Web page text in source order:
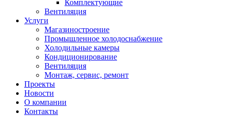
Комплектующие
Вентиляция
Услуги
Магазиностроение
Промышленное холодоснабжение
Холодильные камеры
Кондиционирование
Вентиляция
Монтаж, сервис, ремонт
Проекты
Новости
О компании
Контакты